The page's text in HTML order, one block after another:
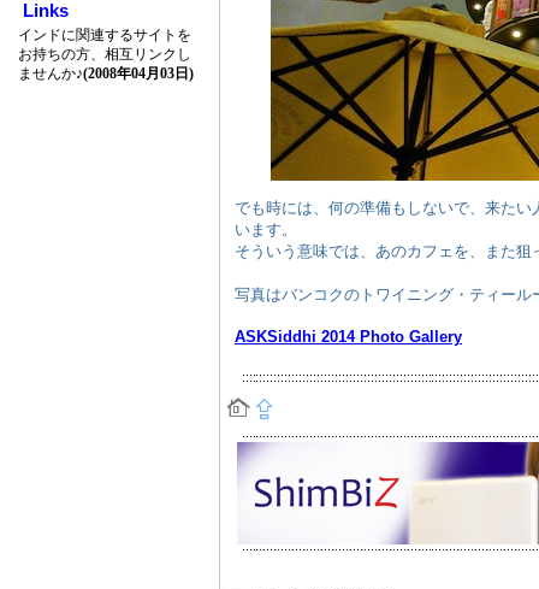
Links
インドに関連するサイトを
お持ちの方、相互リンクし
ませんか♪(2008年04月03日)
でも時には、何の準備もしないで、来た
います。
そういう意味では、あのカフェを、また狙
写真はバンコクのトワイニング・ティー
ASKSiddhi 2014 Photo Gallery